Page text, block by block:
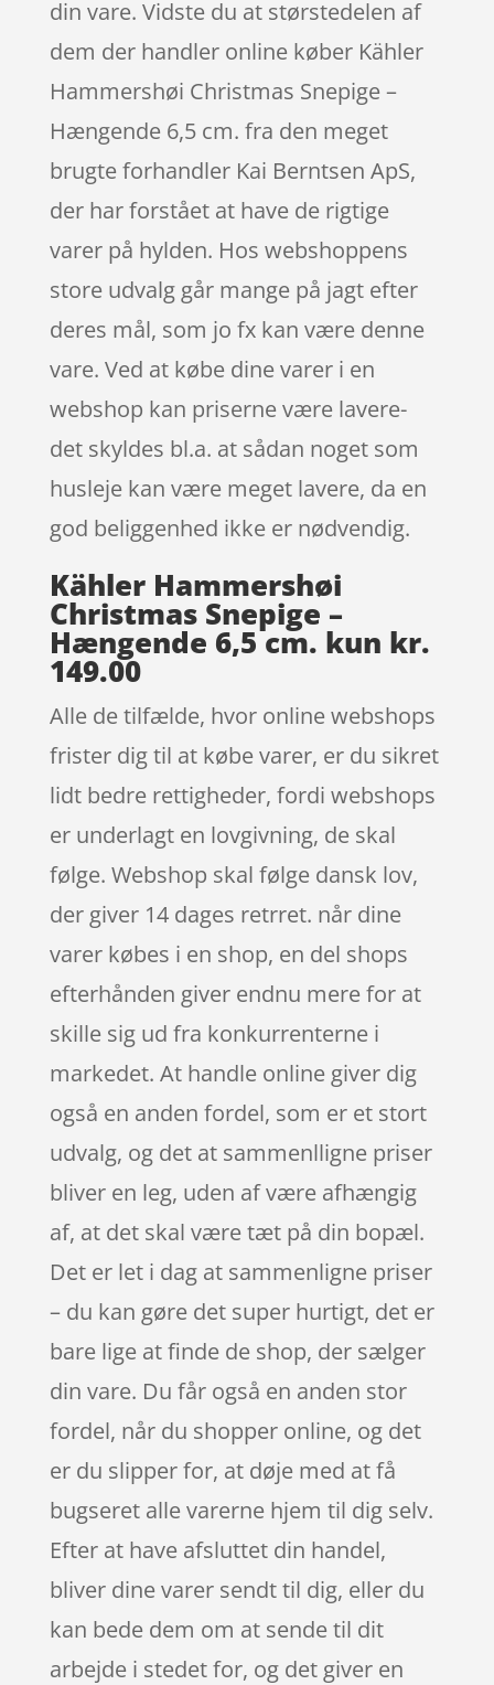
din vare. Vidste du at størstedelen af
dem der handler online køber Kähler
Hammershøi Christmas Snepige –
Hængende 6,5 cm. fra den meget
brugte forhandler Kai Berntsen ApS,
der har forstået at have de rigtige
varer på hylden. Hos webshoppens
store udvalg går mange på jagt efter
deres mål, som jo fx kan være denne
vare. Ved at købe dine varer i en
webshop kan priserne være lavere-
det skyldes bl.a. at sådan noget som
husleje kan være meget lavere, da en
god beliggenhed ikke er nødvendig.
Kähler Hammershøi
Christmas Snepige –
Hængende 6,5 cm. kun kr.
149.00
Alle de tilfælde, hvor online webshops
frister dig til at købe varer, er du sikret
lidt bedre rettigheder, fordi webshops
er underlagt en lovgivning, de skal
følge. Webshop skal følge dansk lov,
der giver 14 dages retrret. når dine
varer købes i en shop, en del shops
efterhånden giver endnu mere for at
skille sig ud fra konkurrenterne i
markedet. At handle online giver dig
også en anden fordel, som er et stort
udvalg, og det at sammenlligne priser
bliver en leg, uden af være afhængig
af, at det skal være tæt på din bopæl.
Det er let i dag at sammenligne priser
– du kan gøre det super hurtigt, det er
bare lige at finde de shop, der sælger
din vare. Du får også en anden stor
fordel, når du shopper online, og det
er du slipper for, at døje med at få
bugseret alle varerne hjem til dig selv.
Efter at have afsluttet din handel,
bliver dine varer sendt til dig, eller du
kan bede dem om at sende til dit
arbejde i stedet for, og det giver en